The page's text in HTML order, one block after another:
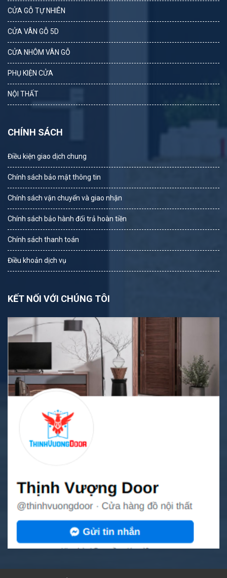
CỬA GỖ TỰ NHIÊN
CỬA VÂN GỖ 5D
CỬA NHÔM VÂN GỖ
PHỤ KIỆN CỬA
NỘI THẤT
CHÍNH SÁCH
Điều kiện giao dịch chung
Chính sách bảo mật thông tin
Chính sách vận chuyển và giao nhận
Chính sách bảo hành đổi trả hoàn tiền
Chính sách thanh toán
Điều khoản dịch vụ
KẾT NỐI VỚI CHÚNG TÔI